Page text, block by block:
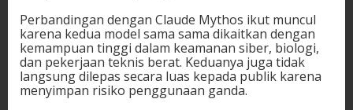
Perbandingan dengan Claude Mythos ikut muncul
karena kedua model sama sama dikaitkan dengan
kemampuan tinggi dalam keamanan siber, biologi,
dan pekerjaan teknis berat. Keduanya juga tidak
langsung dilepas secara luas kepada publik karena
menyimpan risiko penggunaan ganda.